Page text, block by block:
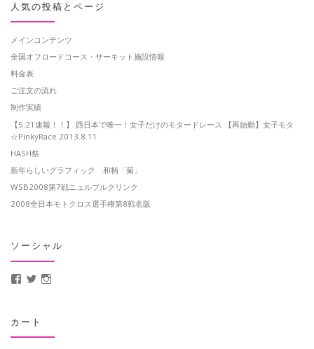
人気の投稿とページ
メインコンテンツ
全国オフロードコース・サーキット施設情報
料金表
ご注文の流れ
制作実績
【5.21速報！！】 西日本で唯一！女子だけのモタードレース 【再始動】女子モタ
☆PinkyRace 2013.8.11
HASH祭
新年らしいグラフィック 和柄「菊」
WSB2008第7戦ニュルブルクリンク
2008全日本モトクロス選手権第8戦名阪
ソーシャル
MotoCrusader さんのプロフィールを Facebook で表示
@MotoCrusader さんのプロフィールを Twitter で表示
カート